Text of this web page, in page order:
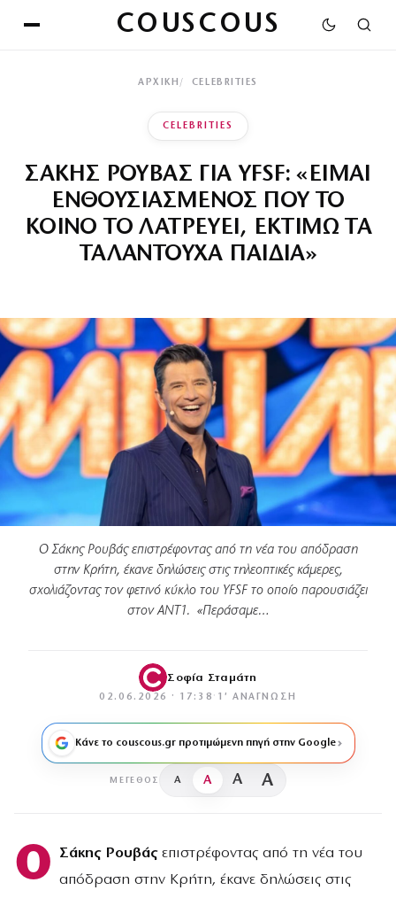
COUSCOUS
ΑΡΧΙΚΉ CELEBRITIES
CELEBRITIES
ΣΑΚΗΣ ΡΟΥΒΑΣ ΓΙΑ YFSF: «ΕΙΜΑΙ
ΕΝΘΟΥΣΙΑΣΜΕΝΟΣ ΠΟΥ ΤΟ
ΚΟΙΝΟ ΤΟ ΛΑΤΡΕΥΕΙ, ΕΚΤΙΜΩ ΤΑ
ΤΑΛΑΝΤΟΥΧΑ ΠΑΙΔΙΑ»
Ο Σάκης Ρουβάς επιστρέφοντας από τη νέα του απόδραση
στην Κρήτη, έκανε δηλώσεις στις τηλεοπτικές κάμερες,
σχολιάζοντας τον φετινό κύκλο του YFSF το οποίο παρουσιάζει
στον ANT1. «Περάσαμε…
Σοφία Σταμάτη
02.06.2026 · 17:38 · 1′ ΑΝΆΓΝΩΣΗ
Κάνε το couscous.gr προτιμώμενη πηγή στην Google
ΜΈΓΕΘΟΣ A A A A
Ο Σάκης Ρουβάςεπιστρέφοντας από τη νέα του
απόδραση στην Κρήτη, έκανε δηλώσεις στις